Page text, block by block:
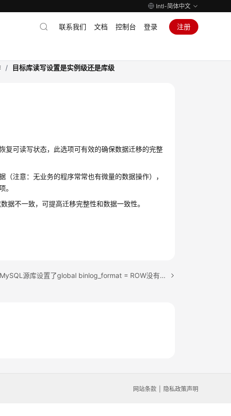
Intl-简体中文
联系我们 文档 控制台 登录 注册
/ 目标库读写设置是实例级还是库级
复可读写状态，此选项可有效的确保数据迁移的完整
注意：无业务的程序常常也有微量的数据操作），
。
据不一致，可提高迁移完整性和数据一致性。
下一篇：MySQL源库设置了global binlog_format = ROW没有立即生效
网站条款 隐私政策声明